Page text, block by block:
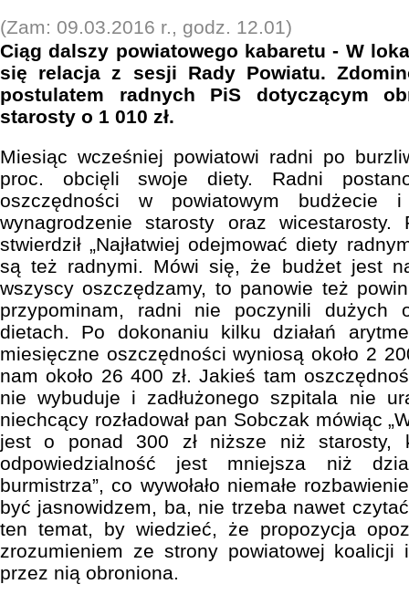
(Zam: 09.03.2016 r., godz. 12.01)
Ciąg dalszy powiatowego kabaretu - W
się relacja z sesji Rady Powiatu.
postulatem radnych PiS dotyczącym
starosty o 1 010 zł.
Miesiąc wcześniej powiatowi radni po
proc. obcięli swoje diety. Radni
oszczędności w powiatowym budżecie i
wynagrodzenie starosty oraz wicestarosty.
stwierdził „Najłatwiej odejmować diety
są też radnymi. Mówi się, że budżet jest
wszyscy oszczędzamy, to panowie też
przypominam, radni nie poczynili dużych
dietach. Po dokonaniu kilku działań
miesięczne oszczędności wyniosą około 2
nam około 26 400 zł. Jakieś tam
nie wybuduje i zadłużonego szpitala nie
niechcący rozładował pan Sobczak mówiąc
jest o ponad 300 zł niższe niż starosty,
odpowiedzialność jest mniejsza niż
burmistrza”, co wywołało niemałe
być jasnowidzem, ba, nie trzeba nawet
ten temat, by wiedzieć, że propozycja
zrozumieniem ze strony powiatowej koalicji
przez nią obroniona.